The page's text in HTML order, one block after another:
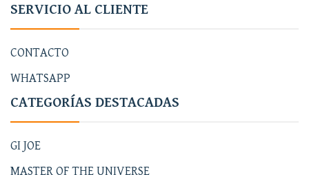
SERVICIO AL CLIENTE
CONTACTO
WHATSAPP
CATEGORÍAS DESTACADAS
GI JOE
MASTER OF THE UNIVERSE